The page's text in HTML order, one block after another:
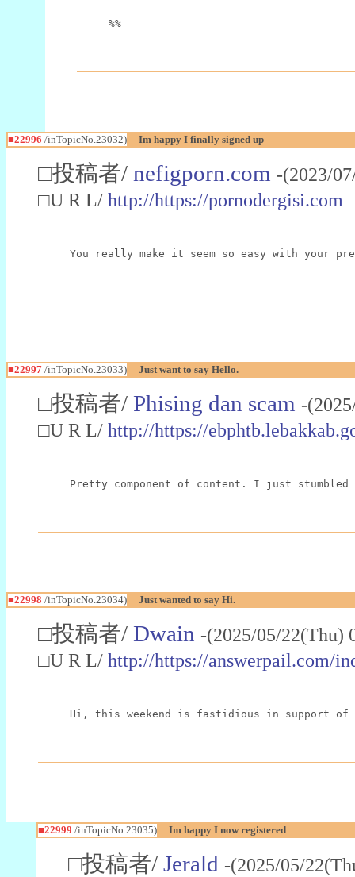
%%
■22996 /inTopicNo.23032) Im happy I finally signed up
□投稿者/ nefigporn.com -(2023/
□U R L/ http://https://pornodergisi.com
You really make it seem so easy with your
■22997 /inTopicNo.23033) Just want to say Hello.
□投稿者/ Phising dan scam -
□U R L/ http://https://
Pretty component of content. I just
■22998 /inTopicNo.23034) Just wanted to say Hi.
□投稿者/ Dwain -(2025/05/
□U R L/ http://https://answerpail.com/
Hi, this weekend is fastidious in support of
■22999 /inTopicNo.23035) Im happy I now registered
□投稿者/ Jerald -(2025/05/